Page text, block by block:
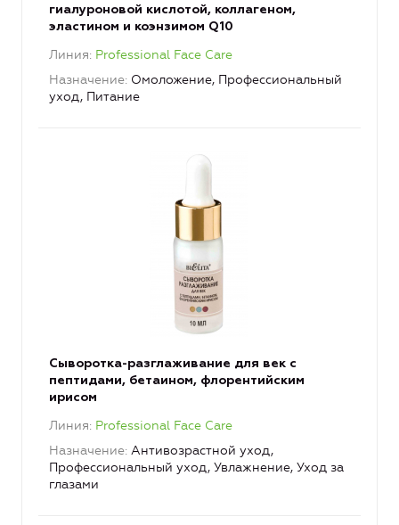
гиалуроновой кислотой, коллагеном,
эластином и коэнзимом Q10
Линия Professional Face Care
Назначение Омоложение, Профессиональный
уход, Питание
Сыворотка-разглаживание для век с
пептидами, бетаином, флорентийским
ирисом
Линия Professional Face Care
Назначение Антивозрастной уход,
Профессиональный уход, Увлажнение, Уход за
глазами